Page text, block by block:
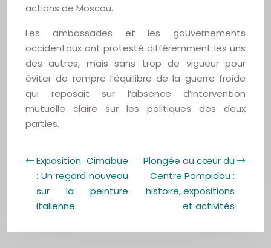
actions de Moscou.
Les ambassades et les gouvernements
occidentaux ont protesté différemment les uns
des autres, mais sans trop de vigueur pour
éviter de rompre l’équilibre de la guerre froide
qui reposait sur l’absence d’intervention
mutuelle claire sur les politiques des deux
parties.
Exposition Cimabue
: Un regard nouveau
sur la peinture
italienne
Plongée au cœur du
Centre Pompidou :
histoire, expositions
et activités